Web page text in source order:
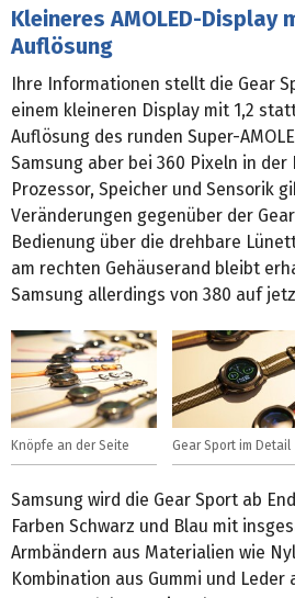
Kleineres AMOLED-Display
Auflösung
Ihre Informationen stellt die Gear
einem kleineren Display mit 1,2
Auflösung des runden Super-
Samsung aber bei 360 Pixeln in
Prozessor, Speicher und Sensorik
Veränderungen gegenüber der
Bedienung über die drehbare
am rechten Gehäuserand bleibt
Samsung allerdings von 380 auf
Knöpfe an der Seite Gear Sport im Detail
Samsung wird die Gear Sport ab
Farben Schwarz und Blau mit
Armbändern aus Materialien wie
Kombination aus Gummi und Leder